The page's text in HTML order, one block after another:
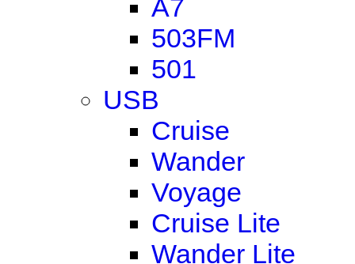
A7
503FM
501
USB
Cruise
Wander
Voyage
Cruise Lite
Wander Lite